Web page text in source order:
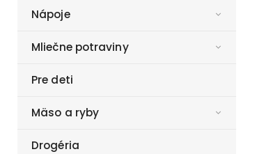
Nápoje
Mliečne potraviny
Pre deti
Mäso a ryby
Drogéria